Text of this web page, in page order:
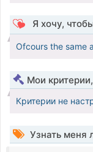
Я хочу,
Ofcours the same
Мои
Критерии не
Узнать меня